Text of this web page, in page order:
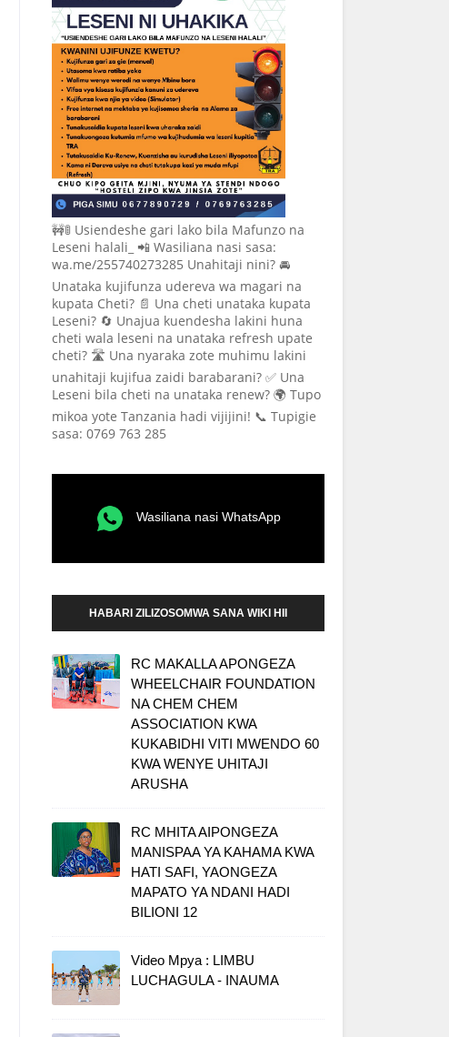
🚧🚦 Usiendeshe gari lako bila Mafunzo na
Leseni halali_ 📲 Wasiliana nasi sasa:
wa.me/255740273285 Unahitaji nini? 🚘
Unataka kujifunza udereva wa magari na
kupata Cheti? 📄 Una cheti unataka kupata
Leseni? 🔄 Unajua kuendesha lakini huna
cheti wala leseni na unataka refresh upate
cheti? 🛣️ Una nyaraka zote muhimu lakini
unahitaji kujifua zaidi barabarani? ✅ Una
Leseni bila cheti na unataka renew? 🌍 Tupo
mikoa yote Tanzania hadi vijijini! 📞 Tupigie
sasa: 0769 763 285
Wasiliana nasi WhatsApp
HABARI ZILIZOSOMWA SANA WIKI HII
RC MAKALLA APONGEZA
WHEELCHAIR FOUNDATION
NA CHEM CHEM
ASSOCIATION KWA
KUKABIDHI VITI MWENDO 60
KWA WENYE UHITAJI
ARUSHA
RC MHITA AIPONGEZA
MANISPAA YA KAHAMA KWA
HATI SAFI, YAONGEZA
MAPATO YA NDANI HADI
BILIONI 12
Video Mpya : LIMBU
LUCHAGULA - INAUMA